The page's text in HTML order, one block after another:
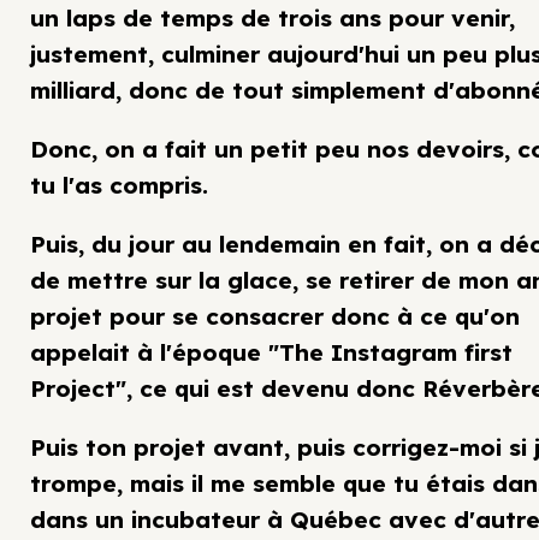
un laps de temps de trois ans pour venir,
justement, culminer aujourd'hui un peu
milliard, donc de tout simplement
Donc, on a fait un petit peu nos devoirs,
tu l'as compris.
Puis, du jour au lendemain en fait, on a
de mettre sur la glace, se retirer de mon
projet pour se consacrer donc à ce qu'on
appelait à l'époque "The Instagram first
Project", ce qui est devenu donc
Puis ton projet avant, puis corrigez-moi si
trompe, mais il me semble que tu étais
dans un incubateur à Québec avec